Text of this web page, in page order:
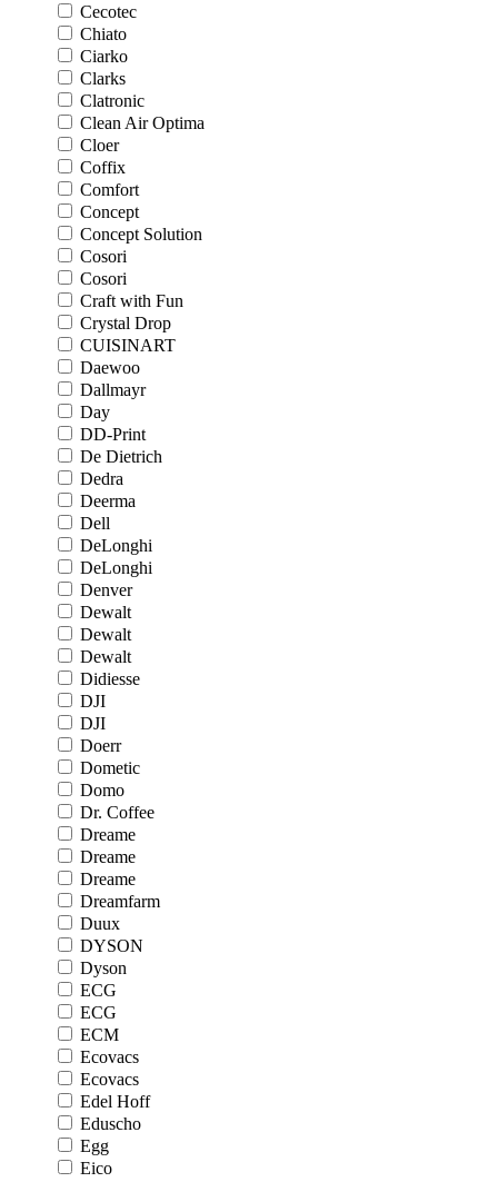
Cecotec
Chiato
Ciarko
Clarks
Clatronic
Clean Air Optima
Cloer
Coffix
Comfort
Concept
Concept Solution
Cosori
Cosori
Craft with Fun
Crystal Drop
CUISINART
Daewoo
Dallmayr
Day
DD-Print
De Dietrich
Dedra
Deerma
Dell
DeLonghi
DeLonghi
Denver
Dewalt
Dewalt
Dewalt
Didiesse
DJI
DJI
Doerr
Dometic
Domo
Dr. Coffee
Dreame
Dreame
Dreame
Dreamfarm
Duux
DYSON
Dyson
ECG
ECG
ECM
Ecovacs
Ecovacs
Edel Hoff
Eduscho
Egg
Eico